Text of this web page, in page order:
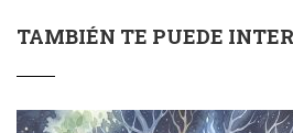
TAMBIÉN TE PUEDE